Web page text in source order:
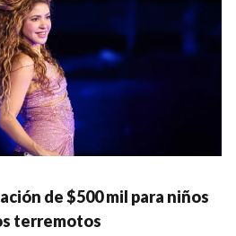
de $500 mil para niños
terremotos